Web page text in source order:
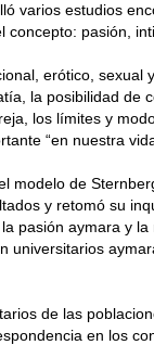
varios estudios
pasión,
erótico, sexual
la posibilidad de
los límites y
“en nuestra
modelo de
y retomó su
pasión aymara y
universitarios
de las
en los